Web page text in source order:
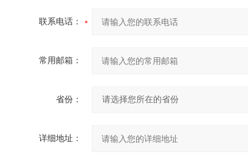
联系电话：
常用邮箱：
省份：
详细地址：